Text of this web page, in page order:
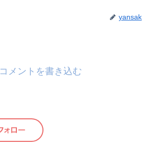
yansak
コメントを書き込む